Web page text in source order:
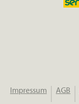
Impressum AGB